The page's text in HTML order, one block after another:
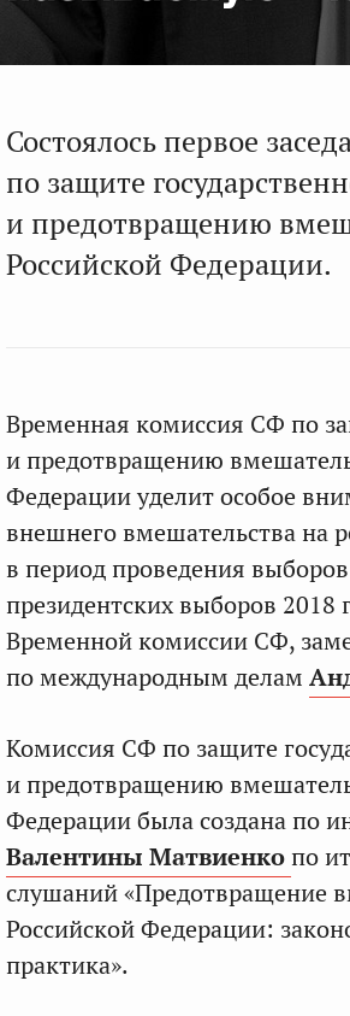
Состоялось первое
по защите
и предотвращению
Российской Федерации.
Временная комиссия СФ по
и предотвращению
Федерации уделит особое
внешнего вмешательства на
в период проведения
президентских выборов 2018
Временной комиссии СФ,
по международным делам
Комиссия СФ по защите
и предотвращению
Федерации была создана по
Валентины Матвиенкопо
слушаний «Предотвращение
Российской Федерации:
практика».